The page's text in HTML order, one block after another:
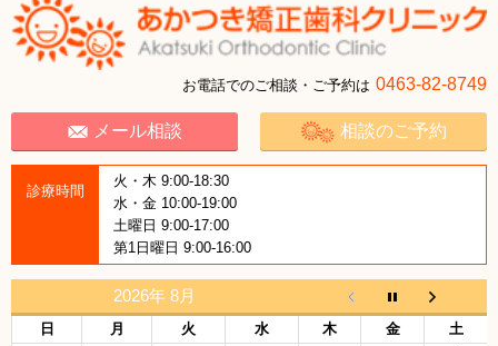
お電話でのご相談・ご予約は 0463-82-8749
メール相談 相談のご予約
診療時間
火・木 9:00-18:30
水・金 10:00-19:00
土曜日 9:00-17:00
第1日曜日 9:00-16:00
2026年 8月
日 月 火 水 木 金
土